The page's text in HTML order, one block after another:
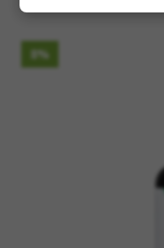
8%